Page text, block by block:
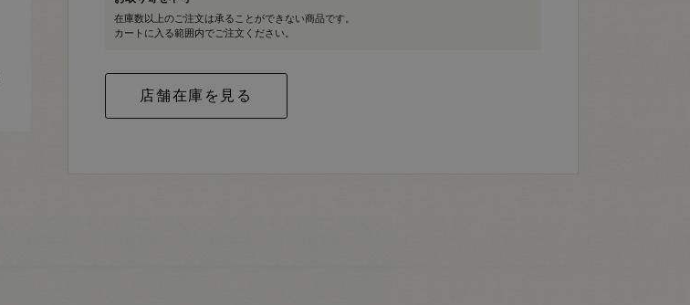
在庫数以上のご注文は承ることができない商品です。
カートに入る範囲内でご注文ください。